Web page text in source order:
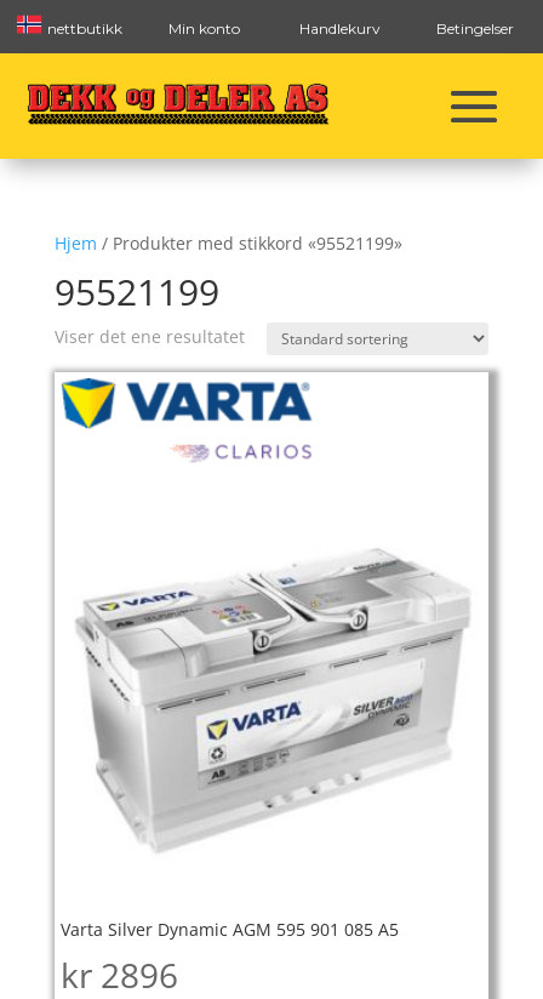
nettbutikk Min konto Handlekurv Betingelser
Hjem / Produkter med stikkord «95521199»
95521199
Viser det ene resultatet
Varta Silver Dynamic AGM 595 901 085 A5
kr 2896